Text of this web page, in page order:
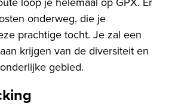
onderweg, die je
prachtige tocht. Je zal een
krijgen van de diversiteit en
gebied.